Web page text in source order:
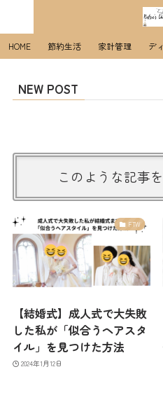
HOME 節約生活 家計管理 デ
NEW POST
このような記事
FTW
【結婚式】成人式で大失敗
した私が「似合うヘアスタ
イル」を見つけた方法
2024年1月12日